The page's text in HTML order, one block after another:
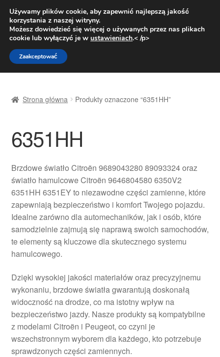
DOSTAWA od 31 zł
Pn.-pt. 9:00-16:00800 003 167
Przejdź
do
nawigacji
Przejdź
do
treści
Dostawa
Dostawa na cały świat
Moje konto
O nas
Płatności
Procedura reklamacyjna
Skarga
Wózek
Strona główna Produkty oznaczone “6351HH”
6351HH
Brzdowe światło Citroën 9689043280 89093324 oraz
światło hamulcowe Citroën 9646804580 6350V2
6351HH 6351EY to niezawodne części zamienne, które
zapewniają bezpieczeństwo i komfort Twojego pojazdu.
Idealne zarówno dla automechaników, jak i osób, które
samodzielnie zajmują się naprawą swoich samochodów,
te elementy są kluczowe dla skutecznego systemu
hamulcowego.
Dzięki wysokiej jakości materiałów oraz precyzyjnemu
wykonaniu, brzdowe światła gwarantują doskonałą
widoczność na drodze, co ma istotny wpływ na
bezpieczeństwo jazdy. Nasze produkty są kompatybilne
z modelami Citroën i Peugeot, co czyni je
wszechstronnym wyborem dla każdego, kto potrzebuje
sprawdzonych części zamiennych.
Używamy plików cookie, aby zapewnić najlepszą jakość
korzystania z naszej witryny.
Możesz dowiedzieć się więcej o używanych przez nas plikach
cookie lub wyłączyć je w ustawieniach.< /p>
Zaakceptować